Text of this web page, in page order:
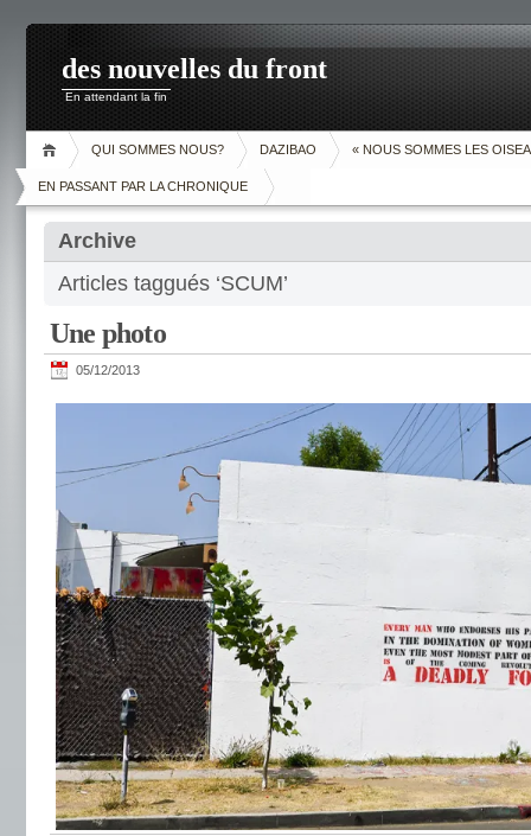
des nouvelles du front
En attendant la fin
QUI SOMMES NOUS? DAZIBAO « NOUS SOMMES LES
EN PASSANT PAR LA CHRONIQUE
Archive
Articles taggués ‘SCUM’
Une photo
05/12/2013